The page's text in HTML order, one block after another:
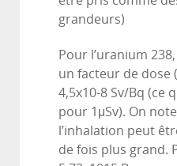
grandeurs)
Pour l’uranium
un facteur de dose
4,5x10-8 Sv/Bq (ce
pour 1μSv). On
l’inhalation peut
de fois plus grand.